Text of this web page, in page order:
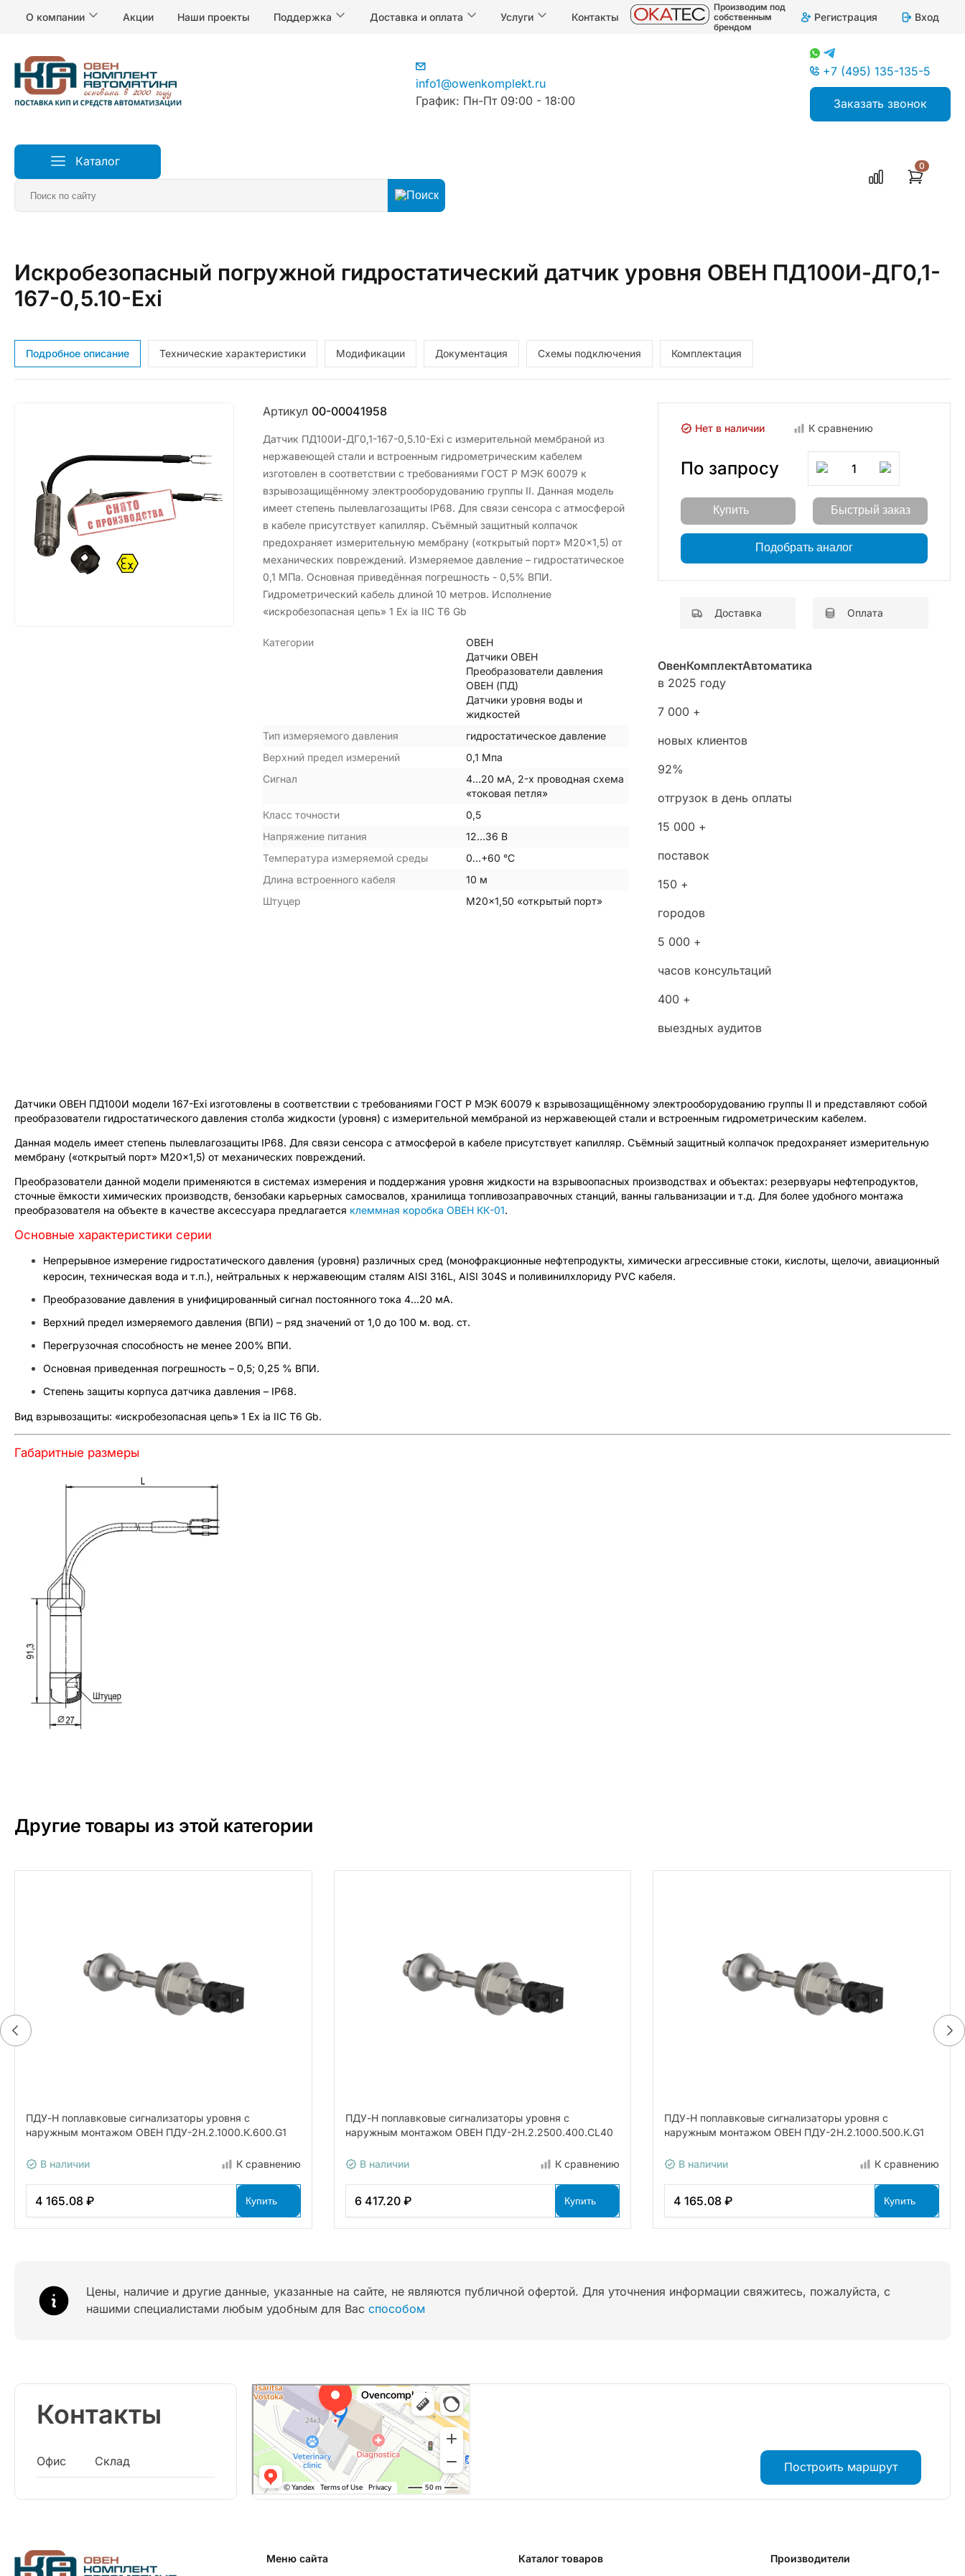
О компании Акции Наши проекты Поддержка Доставка и оплата Услуги Контакты
Производим под
собственным
брендом
Регистрация Вход
info1@owenkomplekt.ru
График: Пн-Пт 09:00 - 18:00
+7 (495) 135-135-5
Заказать звонок
Каталог 0
Главная Датчики
Искробезопасный погружной гидростатический датчик уровня ОВЕН ПД100И-ДГ0,1-
167-0,5.10-Exi
Подробное описание Технические характеристики Модификации Документация Схемы подключения Комплектация
Артикул 00-00041958
Датчик ПД100И-ДГ0,1-167-0,5.10-Exi с измерительной мембраной из
нержавеющей стали и встроенным гидрометрическим кабелем
изготовлен в соответствии с требованиями ГОСТ Р МЭК 60079 к
взрывозащищённому электрооборудованию группы II. Данная модель
имеет степень пылевлагозащиты IP68. Для связи сенсора с атмосферой
в кабеле присутствует капилляр. Съёмный защитный колпачок
предохраняет измерительную мембрану («открытый порт» М20×1,5) от
механических повреждений. Измеряемое давление – гидростатическое
0,1 МПа. Основная приведённая погрешность - 0,5% ВПИ.
Гидрометрический кабель длиной 10 метров. Исполнение
«искробезопасная цепь» 1 Ex ia IIC T6 Gb
Категории
ОВЕН
Датчики ОВЕН
Преобразователи давления
ОВЕН (ПД)
Датчики уровня воды и
жидкостей
Тип измеряемого давления
гидростатическое давление
Верхний предел измерений
0,1 Мпа
Сигнал
4…20 мА, 2-х проводная схема
«токовая петля»
Класс точности
0,5
Напряжение питания
12…36 В
Температура измеряемой среды
0…+60 °С
Длина встроенного кабеля
10 м
Штуцер
M20×1,50 «открытый порт»
Нет в наличии К сравнению
По запросу 1
Купить Быстрый заказ
Подобрать аналог
Доставка Оплата
ОвенКомплектАвтоматика
в 2025 году
7 000 +
новых клиентов
92%
отгрузок в день оплаты
15 000 +
поставок
150 +
городов
5 000 +
часов консультаций
400 +
выездных аудитов
Датчики ОВЕН ПД100И модели 167-Exi изготовлены в соответствии с требованиями ГОСТ Р МЭК 60079 к взрывозащищённому электрооборудованию группы II и представляют собой
преобразователи гидростатического давления столба жидкости (уровня) с измерительной мембраной из нержавеющей стали и встроенным гидрометрическим кабелем.
Данная модель имеет степень пылевлагозащиты IP68. Для связи сенсора с атмосферой в кабеле присутствует капилляр. Съёмный защитный колпачок предохраняет измерительную
мембрану («открытый порт» М20×1,5) от механических повреждений.
Преобразователи данной модели применяются в системах измерения и поддержания уровня жидкости на взрывоопасных производствах и объектах: резервуары нефтепродуктов,
сточные ёмкости химических производств, бензобаки карьерных самосвалов, хранилища топливозаправочных станций, ванны гальванизации и т.д. Для более удобного монтажа
преобразователя на объекте в качестве аксессуара предлагается клеммная коробка ОВЕН КК-01.
Основные характеристики серии
Непрерывное измерение гидростатического давления (уровня) различных сред (монофракционные нефтепродукты, химически агрессивные стоки, кислоты, щелочи, авиационный
керосин, техническая вода и т.п.), нейтральных к нержавеющим сталям AISI 316L, AISI 304S и поливинилхлориду PVC кабеля.
Преобразование давления в унифицированный сигнал постоянного тока 4...20 мА.
Верхний предел измеряемого давления (ВПИ) – ряд значений от 1,0 до 100 м. вод. ст.
Перегрузочная способность не менее 200% ВПИ.
Основная приведенная погрешность – 0,5; 0,25 % ВПИ.
Степень защиты корпуса датчика давления – IP68.
Вид взрывозащиты: «искробезопасная цепь» 1 Ex ia IIC T6 Gb.
Габаритные размеры
Другие товары из этой категории
ПДУ-Н поплавковые сигнализаторы уровня с
наружным монтажом ОВЕН ПДУ-2Н.2.1000.К.600.G1
В наличии К сравнению
4 165.08 ₽ Купить
ПДУ-Н поплавковые сигнализаторы уровня с
наружным монтажом ОВЕН ПДУ-2Н.2.2500.400.СL40
В наличии К сравнению
6 417.20 ₽ Купить
ПДУ-Н поплавковые сигнализаторы уровня с
наружным монтажом ОВЕН ПДУ-2Н.2.1000.500.К.G1
В наличии К сравнению
4 165.08 ₽ Купить
Цены, наличие и другие данные, указанные на сайте, не являются публичной офертой. Для уточнения информации свяжитесь, пожалуйста, с
нашими специалистами любым удобным для Вас способом
Контакты
Офис Склад Построить маршрут
Меню сайта Каталог товаров Производители